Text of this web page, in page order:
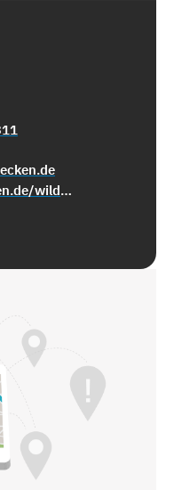
www.saarbruecken.de/wildpark